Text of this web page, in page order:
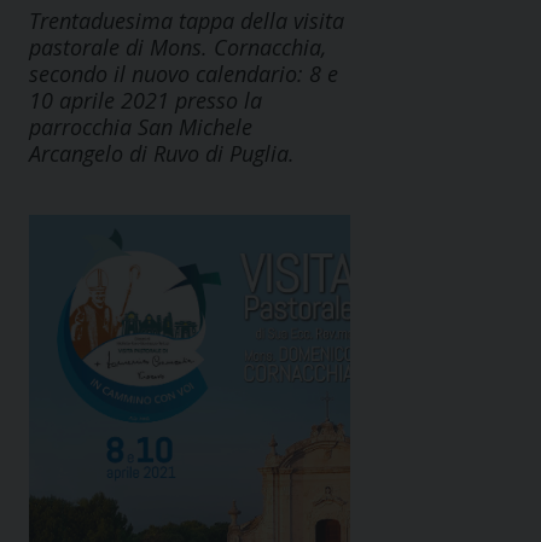
Trentaduesima tappa della visita
pastorale di Mons. Cornacchia,
secondo il nuovo calendario: 8 e
10 aprile 2021 presso la
parrocchia San Michele
Arcangelo di Ruvo di Puglia.